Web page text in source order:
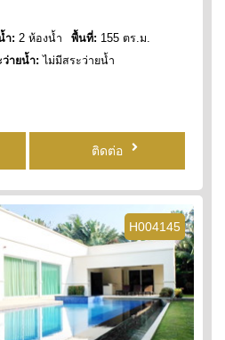
ำ: 2 ห้องน้ำ พื้นที่: 155 ตร.ม.
ว่ายน้ำ: ไม่มีสระว่ายน้ำ
ติดต่อ
H004145